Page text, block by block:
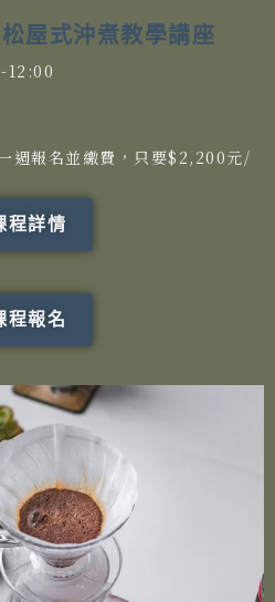
屋式沖煮教學講座
週報名並繳費，只要$2,200元/
程詳情
程報名